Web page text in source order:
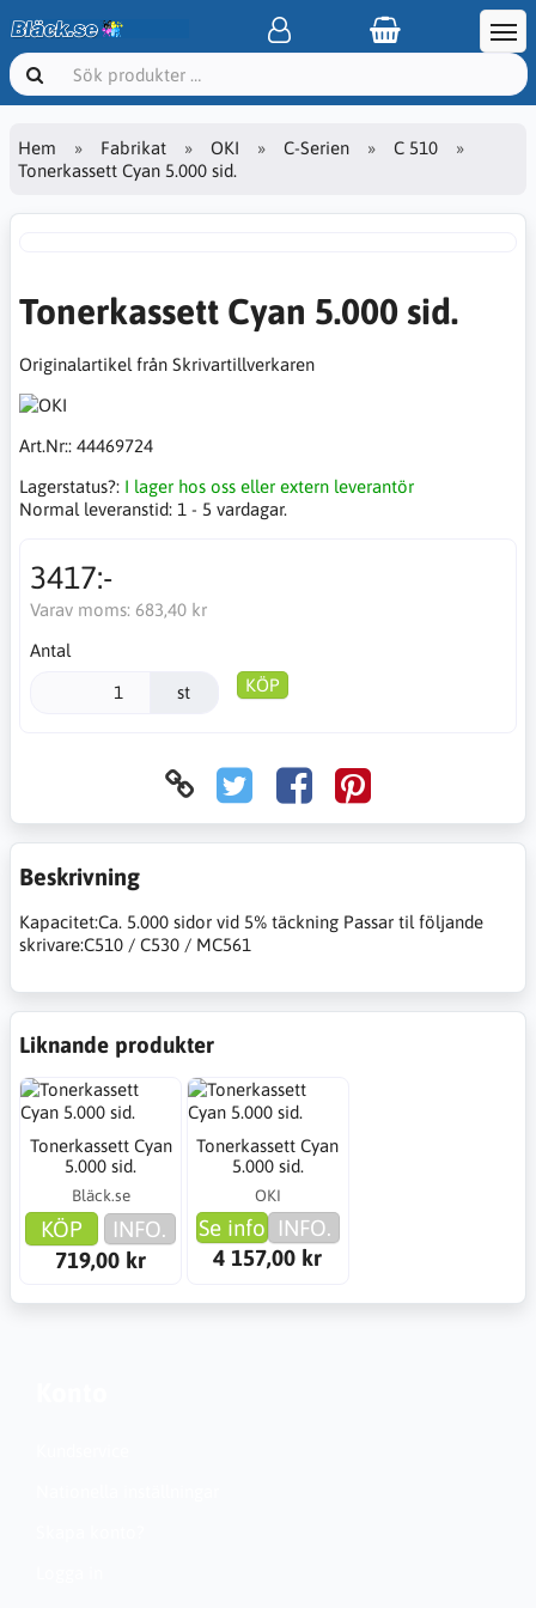
Hem Fabrikat OKI C-Serien
C 510
Tonerkassett Cyan 5.000 sid.
Tonerkassett Cyan 5.000 sid.
Originalartikel från Skrivartillverkaren
Art.Nr:: 44469724
Lagerstatus?: I lager hos oss eller extern leverantör
Normal leveranstid: 1 - 5 vardagar.
3417:-
Varav moms: 683,40 kr
Antal
st KÖP
Beskrivning
Kapacitet:Ca. 5.000 sidor vid 5% täckning Passar til följande
skrivare:C510 / C530 / MC561
Liknande produkter
Tonerkassett Cyan
5.000 sid.
Bläck.se
KÖP
INFO.
719,00 kr
Tonerkassett Cyan
5.000 sid.
OKI
Se info INFO.
4 157,00 kr